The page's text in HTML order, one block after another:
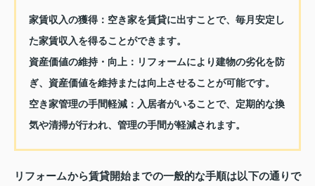
家賃収入の獲得：空き家を賃貸に出すことで、毎月安定し
た家賃収入を得ることができます。
資産価値の維持・向上：リフォームにより建物の劣化を防
ぎ、資産価値を維持または向上させることが可能です。
空き家管理の手間軽減：入居者がいることで、定期的な換
気や清掃が行われ、管理の手間が軽減されます。
リフォームから賃貸開始までの一般的な手順は以下の通りで